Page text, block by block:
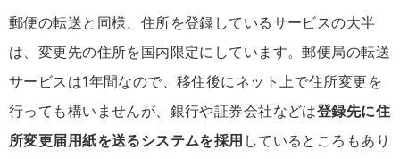
郵便の転送と同様、住所を登録しているサービスの大半
は、変更先の住所を国内限定にしています。郵便局の転送
サービスは1年間なので、移住後にネット上で住所変更を
行っても構いませんが、銀行や証券会社などは登録先に住
所変更届用紙を送るシステムを採用 しているところもあり